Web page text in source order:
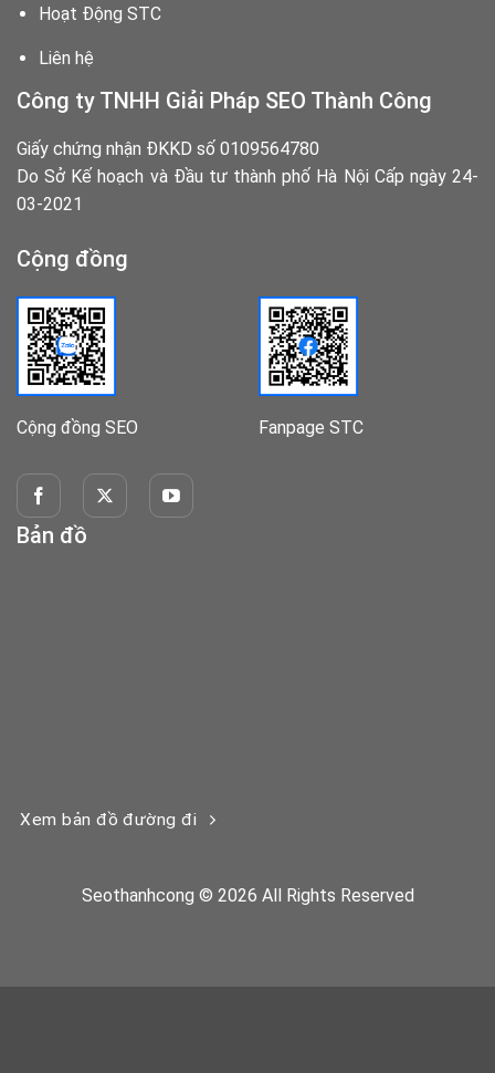
Hoạt Động STC
Liên hệ
Công ty TNHH Giải Pháp SEO Thành Công
Giấy chứng nhận ĐKKD số 0109564780
Do Sở Kế hoạch và Đầu tư thành phố Hà Nội Cấp ngày 24-
03-2021
Cộng đồng
Cộng đồng SEO Fanpage STC
Bản đồ
Xem bản đồ đường đi
Seothanhcong © 2026 All Rights Reserved